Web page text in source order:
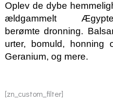
Oplev de dybe
ældgammelt
berømtedronning.
urter, bomuld, honning
Geranium, og mere.
[zn_custom_filter]